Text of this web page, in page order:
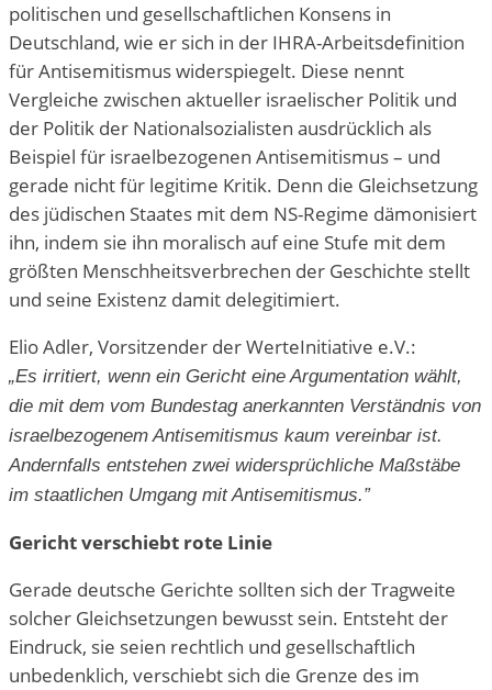
politischen und gesellschaftlichen Konsens in
Deutschland, wie er sich in der IHRA-Arbeitsdefinition
für Antisemitismus widerspiegelt. Diese nennt
Vergleiche zwischen aktueller israelischer Politik und
der Politik der Nationalsozialisten ausdrücklich als
Beispiel für israelbezogenen Antisemitismus – und
gerade nicht für legitime Kritik. Denn die Gleichsetzung
des jüdischen Staates mit dem NS-Regime dämonisiert
ihn, indem sie ihn moralisch auf eine Stufe mit dem
größten Menschheitsverbrechen der Geschichte stellt
und seine Existenz damit delegitimiert.
Elio Adler, Vorsitzender der WerteInitiative e.V.:
„Es irritiert, wenn ein Gericht eine Argumentation wählt,
die mit dem vom Bundestag anerkannten Verständnis von
israelbezogenem Antisemitismus kaum vereinbar ist.
Andernfalls entstehen zwei widersprüchliche Maßstäbe
im staatlichen Umgang mit Antisemitismus.”
Gericht verschiebt rote Linie
Gerade deutsche Gerichte sollten sich der Tragweite
solcher Gleichsetzungen bewusst sein. Entsteht der
Eindruck, sie seien rechtlich und gesellschaftlich
unbedenklich, verschiebt sich die Grenze des im